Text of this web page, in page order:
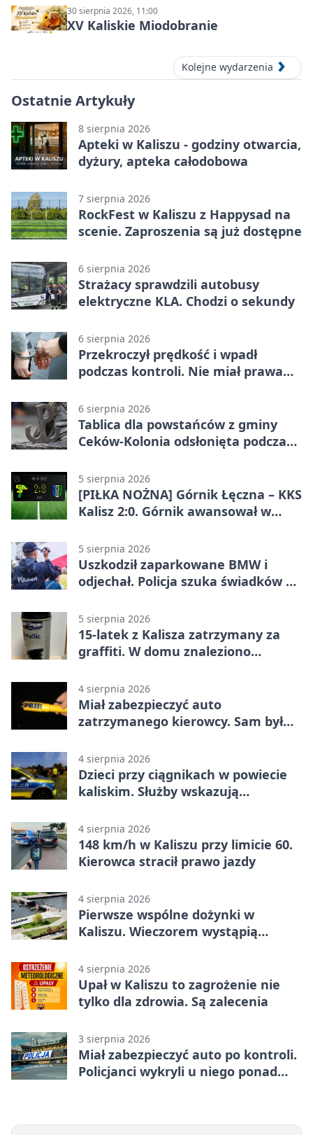
30 sierpnia 2026, 11:00
XV Kaliskie Miodobranie
Kolejne wydarzenia
Ostatnie Artykuły
8 sierpnia 2026
Apteki w Kaliszu - godziny otwarcia,
dyżury, apteka całodobowa
7 sierpnia 2026
RockFest w Kaliszu z Happysad na
scenie. Zaproszenia są już dostępne
6 sierpnia 2026
Strażacy sprawdzili autobusy
elektryczne KLA. Chodzi o sekundy
6 sierpnia 2026
Przekroczył prędkość i wpadł
podczas kontroli. Nie miał prawa
6 sierpnia 2026
Tablica dla powstańców z gminy
Ceków-Kolonia odsłonięta podczas
5 sierpnia 2026
[PIŁKA NOŻNA] Górnik Łęczna – KKS
Kalisz 2:0. Górnik awansował w
5 sierpnia 2026
Uszkodził zaparkowane BMW i
odjechał. Policja szuka świadków w
5 sierpnia 2026
15-latek z Kalisza zatrzymany za
graffiti. W domu znaleziono
4 sierpnia 2026
Miał zabezpieczyć auto
zatrzymanego kierowcy. Sam był
4 sierpnia 2026
Dzieci przy ciągnikach w powiecie
kaliskim. Służby wskazują
4 sierpnia 2026
148 km/h w Kaliszu przy limicie 60.
Kierowca stracił prawo jazdy
4 sierpnia 2026
Pierwsze wspólne dożynki w
Kaliszu. Wieczorem wystąpią
4 sierpnia 2026
Upał w Kaliszu to zagrożenie nie
tylko dla zdrowia. Są zalecenia
3 sierpnia 2026
Miał zabezpieczyć auto po kontroli.
Policjanci wykryli u niego ponad